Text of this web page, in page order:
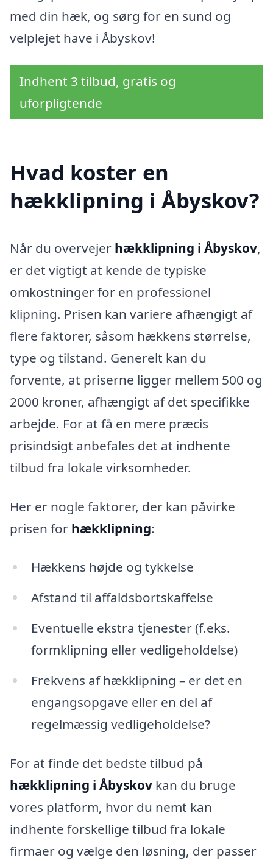
med din hæk, og sørg for en sund og
velplejet have i Åbyskov!
Indhent 3 tilbud, gratis og
uforpligtende
Hvad koster en
hækklipning i Åbyskov?
Når du overvejer hækklipning i Åbyskov,
er det vigtigt at kende de typiske
omkostninger for en professionel
klipning. Prisen kan variere afhængigt af
flere faktorer, såsom hækkens størrelse,
type og tilstand. Generelt kan du
forvente, at priserne ligger mellem 500 og
2000 kroner, afhængigt af det specifikke
arbejde. For at få en mere præcis
prisindsigt anbefales det at indhente
tilbud fra lokale virksomheder.
Her er nogle faktorer, der kan påvirke
prisen for hækklipning:
Hækkens højde og tykkelse
Afstand til affaldsbortskaffelse
Eventuelle ekstra tjenester (f.eks.
formklipning eller vedligeholdelse)
Frekvens af hækklipning – er det en
engangsopgave eller en del af
regelmæssig vedligeholdelse?
For at finde det bedste tilbud på
hækklipning i Åbyskov kan du bruge
vores platform, hvor du nemt kan
indhente forskellige tilbud fra lokale
firmaer og vælge den løsning, der passer